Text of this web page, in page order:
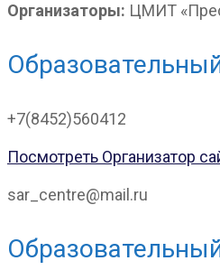
Организаторы: ЦМИТ
+7(8452)560412
Посмотреть Организатор
sar_centre@mail.ru